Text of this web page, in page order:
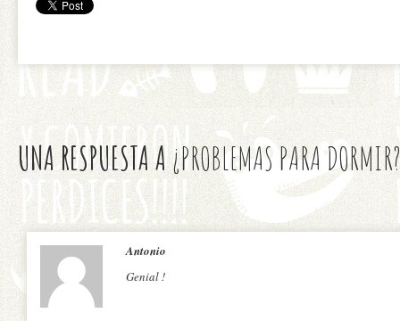
UNA RESPUESTA A¿PROBLEMAS PARA DORMIR?
Antonio
Genial !